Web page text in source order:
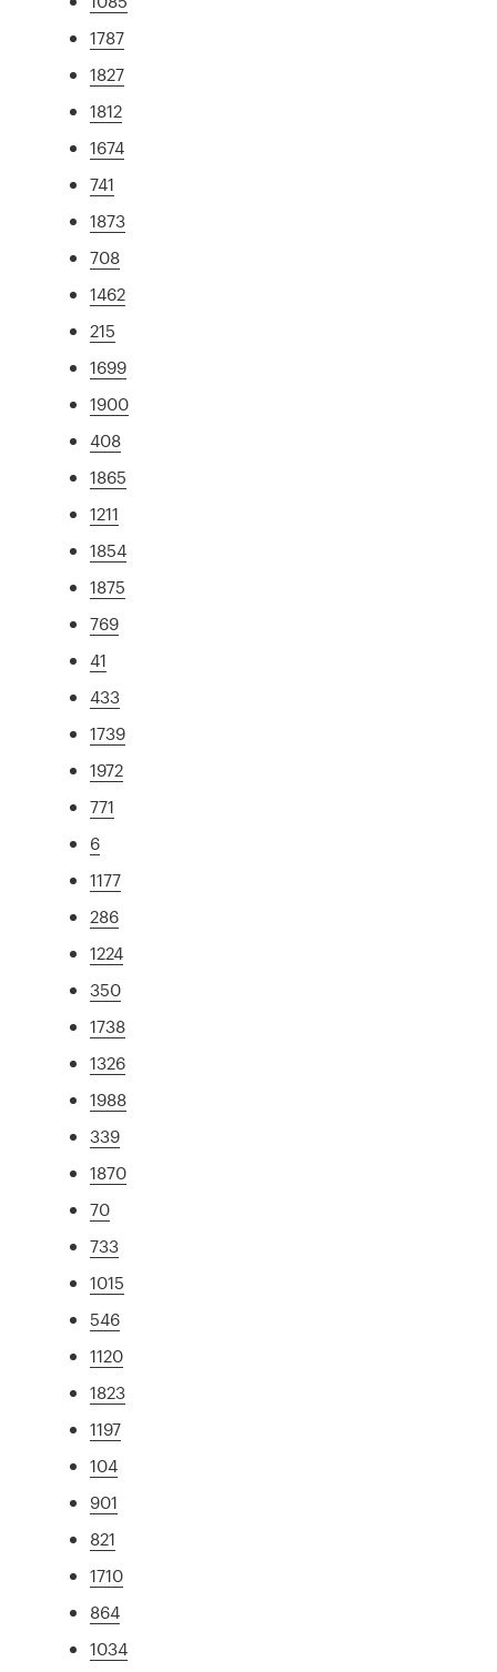
1787
1827
1812
1674
741
1873
708
1462
215
1699
1900
408
1865
1211
1854
1875
769
41
433
1739
1972
771
6
1177
286
1224
350
1738
1326
1988
339
1870
70
733
1015
546
1120
1823
1197
104
901
821
1710
864
1034